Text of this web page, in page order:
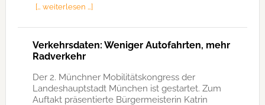
[… weiterlesen …]
Verkehrsdaten: Weniger Autofahrten, mehr
Radverkehr
Der 2. Münchner Mobilitätskongress der
Landeshauptstadt München ist gestartet. Zum
Auftakt präsentierte Bürgermeisterin Katrin